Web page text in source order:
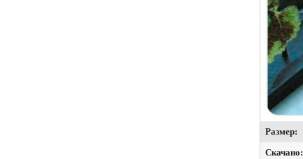
Размер:
Скачано: